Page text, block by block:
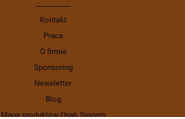
Kontakt
Praca
O firmie
Sponsoring
Newsletter
Blog
Mapa produktów Opak System